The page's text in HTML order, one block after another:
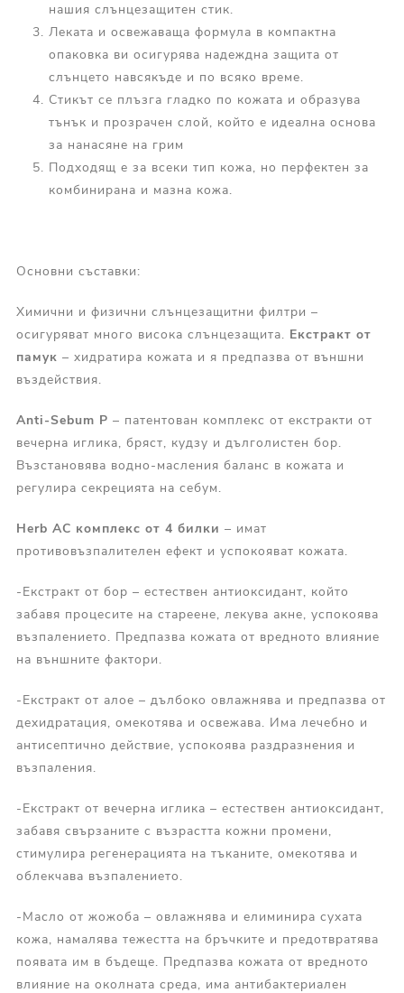
нашия слънцезащитен стик.
Леката и освежаваща формула в компактна
опаковка ви осигурява надеждна защита от
слънцето навсякъде и по всяко време.
Стикът се плъзга гладко по кожата и образува
тънък и прозрачен слой, който е идеална основа
за нанасяне на грим
Подходящ е за всеки тип кожа, но перфектен за
комбинирана и мазна кожа.
Основни съставки:
Химични и физични слънцезащитни филтри –
осигуряват много висока слънцезащита. Екстракт от
памук – хидратира кожата и я предпазва от външни
въздействия.
Anti-Sebum P – патентован комплекс от екстракти от
вечерна иглика, бряст, кудзу и дълголистен бор.
Възстановява водно-масления баланс в кожата и
регулира секрецията на себум.
Herb AC комплекс от 4 билки – имат
противовъзпалителен ефект и успокояват кожата.
-Екстракт от бор – естествен антиоксидант, който
забавя процесите на стареене, лекува акне, успокоява
възпалението. Предпазва кожата от вредното влияние
на външните фактори.
-Екстракт от алое – дълбоко овлажнява и предпазва от
дехидратация, омекотява и освежава. Има лечебно и
антисептично действие, успокоява раздразнения и
възпаления.
-Екстракт от вечерна иглика – естествен антиоксидант,
забавя свързаните с възрастта кожни промени,
стимулира регенерацията на тъканите, омекотява и
облекчава възпалението.
-Масло от жожоба – овлажнява и елиминира сухата
кожа, намалява тежестта на бръчките и предотвратява
появата им в бъдеще. Предпазва кожата от вредното
влияние на околната среда, има антибактериален